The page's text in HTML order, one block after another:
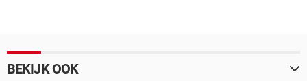
BEKIJK OOK